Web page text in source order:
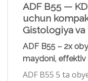
ADF B55 —
uchun
Gistologiya
ADF B55 – 2х
maydoni, effektiv
ADF B55 5 ta